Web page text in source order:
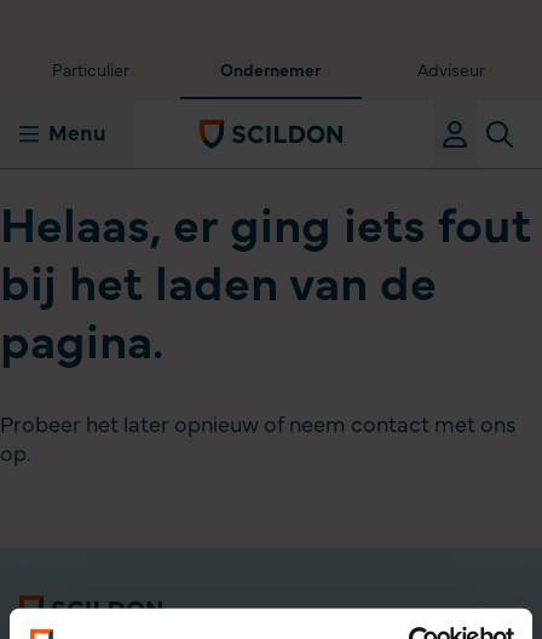
Particulier Ondernemer Adviseur
Menu
Helaas, er ging iets fout
bij het laden van de
pagina.
Probeer het later opnieuw of neem contact met ons
op.
Algemene informatie